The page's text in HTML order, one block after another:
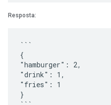
Resposta:
```
{
"hamburger": 2,
"drink": 1,
"fries": 1
}